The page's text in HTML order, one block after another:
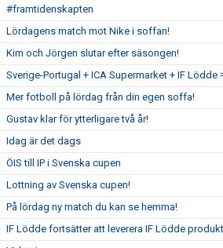
#framtidenskapten
Lördagens match mot Nike i soffan!
Kim och Jörgen slutar efter säsongen!
Sverige-Portugal + ICA Supermarket + IF Lödde
Mer fotboll på lördag från din egen soffa!
Gustav klar för ytterligare två år!
Idag är det dags
ÖIS till IP i Svenska cupen
Lottning av Svenska cupen!
På lördag ny match du kan se hemma!
IF Lödde fortsätter att leverera IF Lödde